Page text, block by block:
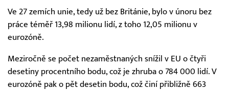
Ve 27 zemích unie, tedy už bez Británie, bylo v únoru bez
práce téměř 13,98 milionu lidí, z toho 12,05 milionu v
eurozóně.
Meziročně se počet nezaměstnaných snížil v EU o čtyři
desetiny procentního bodu, což je zhruba o 784 000 lidí. V
eurozóně pak o pět desetin bodu, což činí přibližně 663